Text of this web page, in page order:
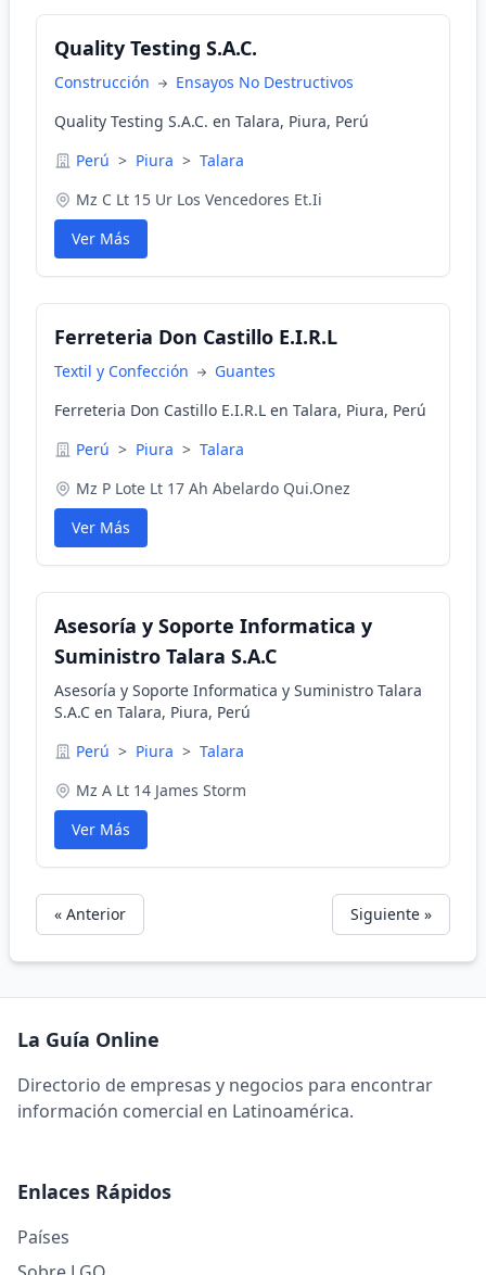
Quality Testing S.A.C.
Construcción
Ensayos No Destructivos
Quality Testing S.A.C. en Talara, Piura, Perú
Perú > Piura > Talara
Mz C Lt 15 Ur Los Vencedores Et.Ii
Ver Más
Ferreteria Don Castillo E.I.R.L
Textil y Confección
Guantes
Ferreteria Don Castillo E.I.R.L en Talara, Piura, Perú
Perú > Piura > Talara
Mz P Lote Lt 17 Ah Abelardo Qui.Onez
Ver Más
Asesoría y Soporte Informatica y
Suministro Talara S.A.C
Asesoría y Soporte Informatica y Suministro Talara
S.A.C en Talara, Piura, Perú
Perú > Piura > Talara
Mz A Lt 14 James Storm
Ver Más
« Anterior Siguiente »
La Guía Online
Directorio de empresas y negocios para encontrar
información comercial en Latinoamérica.
Enlaces Rápidos
Países